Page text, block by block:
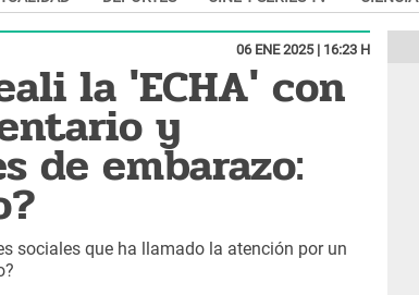
06 ENE 2025 | 16:23 H
la 'ECHA' con
y
de embarazo:
sociales que ha llamado la atención por un